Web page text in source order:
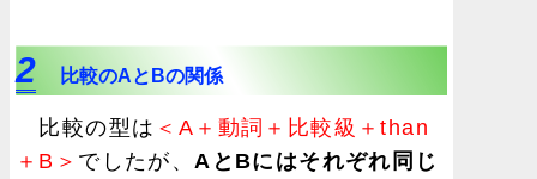
2 比較のAとBの関係
比較の型は ＜A＋動詞＋比較級＋than
＋B＞ でしたが、AとBにはそれぞれ同じ